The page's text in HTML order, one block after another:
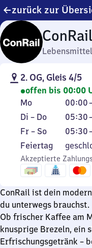
zurück zur
ConRail
Lebensmittel
2. OG, Gleis 4/5
offen bis 00:00
Montag
Mo 00:00
Von
0
Uhr
23
Uhr
Dienstag
bis
Donnerstag
Di – Do 05:30
Von
5
30
bis
23
Uhr
Freitag
bis
Sonntag
Fr – So 05:30
Von
5
Uhr
30
bis
0
Uhr
Feiertag
Feiertag
Akzeptierte
ConRail ist dein
du unterwegs brauchst.
Ob frischer Kaffee am
knusprige Brezeln, ein
Erfrischungsgetränk –